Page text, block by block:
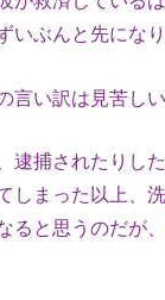
いぶんと先になり
言い訳は見苦しい
逮捕されたりし
しまった以上、
ると思うのだが